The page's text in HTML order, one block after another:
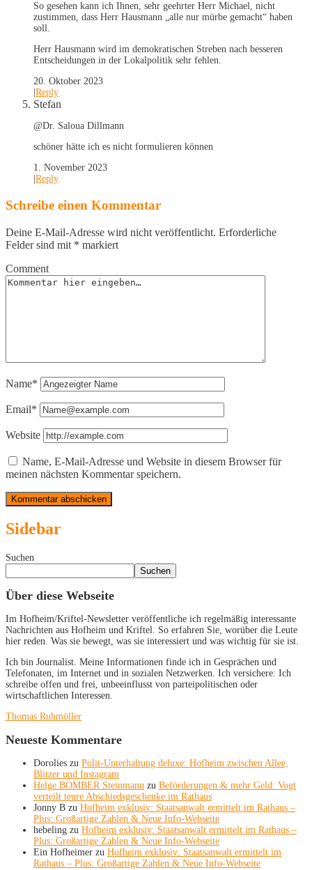
So gesehen kann ich Ihnen, sehr geehrter Herr Michael, nicht
zustimmen, dass Herr Hausmann „alle nur mürbe gemacht“ haben
soll.
Herr Hausmann wird im demokratischen Streben nach besseren
Entscheidungen in der Lokalpolitik sehr fehlen.
20. Oktober 2023
Reply
Stefan
@Dr. Saloua Dillmann
schöner hätte ich es nicht formulieren können
1. November 2023
Reply
Schreibe einen Kommentar
Deine E-Mail-Adresse wird nicht veröffentlicht. Erforderliche
Felder sind mit * markiert
Comment
Name*
Email*
Website
Name, E-Mail-Adresse und Website in diesem Browser für
meinen nächsten Kommentar speichern.
Sidebar
Suchen
Suchen
Über diese Webseite
Im Hofheim/Kriftel-Newsletter veröffentliche ich regelmäßig interessante
Nachrichten aus Hofheim und Kriftel. So erfahren Sie, worüber die Leute
hier reden. Was sie bewegt, was sie interessiert und was wichtig für sie ist.
Ich bin Journalist. Meine Informationen finde ich in Gesprächen und
Telefonaten, im Internet und in sozialen Netzwerken. Ich versichere: Ich
schreibe offen und frei, unbeeinflusst von parteipolitischen oder
wirtschaftlichen Interessen.
Thomas Ruhmöller
Neueste Kommentare
Dorolies zu Polit-Unterhaltung deluxe: Hofheim zwischen Allee,
Blitzer und Instagram
Helge BOMBER Steinmann zu Beförderungen & mehr Geld: Vogt
verteilt teure Abschiedsgeschenke im Rathaus
Jonny B zu Hofheim exklusiv: Staatsanwalt ermittelt im Rathaus –
Plus: Großartige Zahlen & Neue Info-Webseite
hebeling zu Hofheim exklusiv: Staatsanwalt ermittelt im Rathaus –
Plus: Großartige Zahlen & Neue Info-Webseite
Ein Hofheimer zu Hofheim exklusiv: Staatsanwalt ermittelt im
Rathaus – Plus: Großartige Zahlen & Neue Info-Webseite